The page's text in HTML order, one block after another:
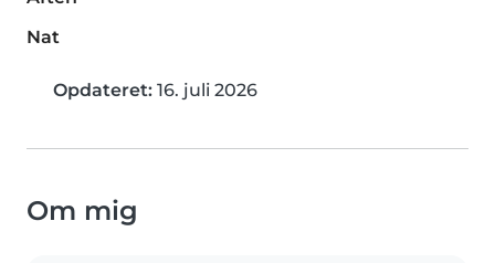
Nat
Opdateret: 16. juli 2026
Om mig